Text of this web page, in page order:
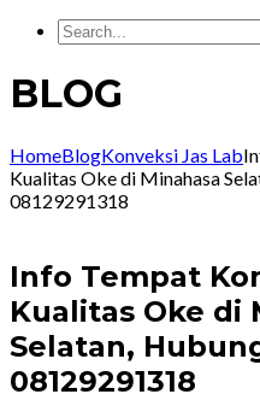
BLOG
HomeBlogKonveksi Jas Lab
Kualitas Oke di Minahasa
08129291318
Info Tempat
Kualitas Oke di
Selatan,
08129291318